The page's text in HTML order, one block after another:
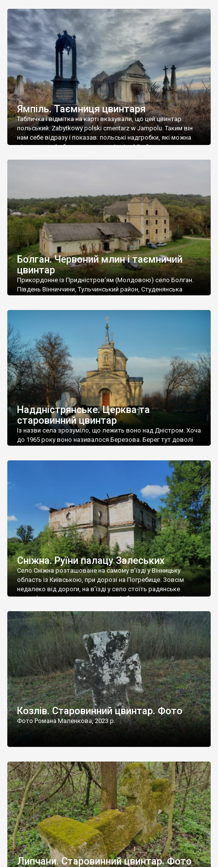
Ямпіль. Таємниця цвинтаря
Табличка і відмітка на карті вказували, що цей цвинтар
польський. Zabytkowy polski cmentarz w Jampolu. Таким він
нам себе відразу і показав: польські надгробки, які можна
віднести до фабричних, польські епітафії… Загалом цвинтар
Болган. Червоний млин і таємничий
цвинтар
Прикордонне із Придністров’ям (Молдовою) село Болган.
Південь Вінниччини, Тульчинський район, Студенянська
старовинний цвинтар із кам’яними хрестами. Всі епітафії, які
збереглися, написані кирилицею, церковнослов’янською
мовою. За всіма традиційними ознаками – цвинтар
український. Хрести датуються 19 століттям. У 1924-1940
роках Болган […]
Наддністрянське. Церква та
старовинний цвинтар
Із назви села зрозуміло, що лежить воно над Дністром. Хоча
до 1965 року воно називалося Березова. Берег тут доволі
Наддністрянське відрізняється від більшості навколишніх
сіл. У селі є мурована Михайлівська церква. Точної дати […]
Сніжна. Руїни палацу Залеських
Село Сніжна розташоване на самому в’їзді у Вінницьку
область із Київською, при дорозі на Погребище. Зовсім
недалеко від дороги, на в’їзді у село стоїть радянське
рельєфне пано, яке показує жінку і яблуню, а трохи далі, десь
не видно, але видно дві стареньких колії у траві – […]
Козлів. Старовинний цвинтар. Фото
Фото Романа Маленкова, 2023 р.
Липчани. Старовинний цвинтар. Фото